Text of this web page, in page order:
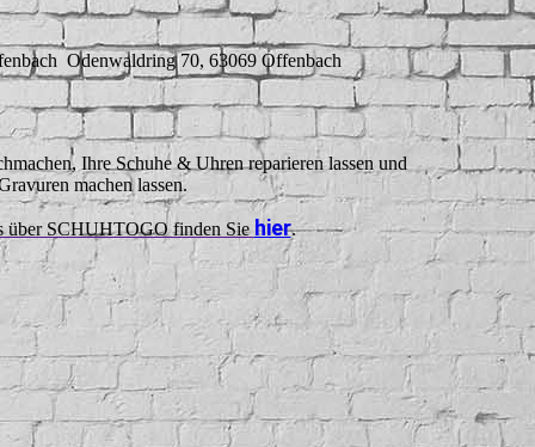
Odenwaldring 70, 63069 Offenbach
Ihre Schuhe & Uhren reparieren lassen und
machen lassen.
über SCHUHTOGO finden Sie hier.